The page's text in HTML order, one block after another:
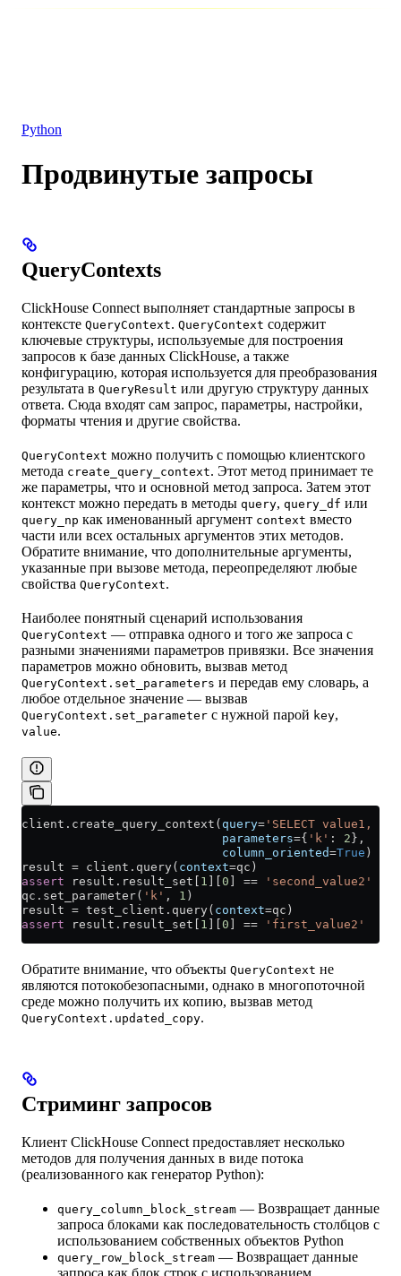
Python
Продвинутые запросы
QueryContexts
ClickHouse Connect выполняет стандартные запросы в
контексте QueryContext. QueryContext содержит
ключевые структуры, используемые для построения
запросов к базе данных ClickHouse, а также
конфигурацию, которая используется для преобразования
результата в QueryResult или другую структуру данных
ответа. Сюда входят сам запрос, параметры, настройки,
форматы чтения и другие свойства.
QueryContext можно получить с помощью клиентского
метода create_query_context. Этот метод принимает те
же параметры, что и основной метод запроса. Затем этот
контекст можно передать в методы query, query_df или
query_np как именованный аргумент context вместо
части или всех остальных аргументов этих методов.
Обратите внимание, что дополнительные аргументы,
указанные при вызове метода, переопределяют любые
свойства QueryContext.
Наиболее понятный сценарий использования
QueryContext — отправка одного и того же запроса с
разными значениями параметров привязки. Все значения
параметров можно обновить, вызвав метод
QueryContext.set_parameters и передав ему словарь, а
любое отдельное значение — вызвав
QueryContext.set_parameter с нужной парой key,
value.
client.create_query_context( query= 'SELECT value1,
                            parameters
={ 'k' : 2 },
                            column_oriented
=True )
result = client.query( context=qc)
assert result.result_set[ 1 0 == 'second_value2'
qc.set_parameter( 'k' , 1 )
result = test_client.query( context=qc)
assert result.result_set[ 1 0 == 'first_value2'
Обратите внимание, что объекты QueryContext не
являются потокобезопасными, однако в многопоточной
среде можно получить их копию, вызвав метод
QueryContext.updated_copy.
Стриминг запросов
Клиент ClickHouse Connect предоставляет несколько
методов для получения данных в виде потока
(реализованного как генератор Python):
query_column_block_stream — Возвращает данные
запроса блоками как последовательность столбцов с
использованием собственных объектов Python
query_row_block_stream — Возвращает данные